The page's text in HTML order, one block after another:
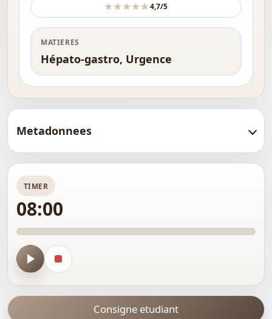
★★★★★
★★★★★4,7/5
MATIERES
Hépato-gastro, Urgence
Metadonnees
TIMER
08:00
Lancer
timer
Arreter
timer
Consigne etudiant